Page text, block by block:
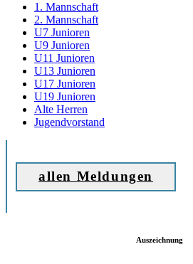
1. Mannschaft
2. Mannschaft
U7 Junioren
U9 Junioren
U11 Junioren
U13 Junioren
U17 Junioren
U19 Junioren
Alte Herren
Jugendvorstand
allen Meldungen
Auszeichnung